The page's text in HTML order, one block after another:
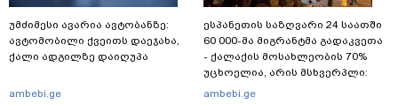
უმძიმესი ავარია ავტობანზე:
ავტომობილი ქვეითს დაეჯახა,
ქალი ადგილზე დაიღუპა
ambebi.ge
ესპანეთის საზღვარი 24 საათში
60 000-მა მიგრანტმა გადაკვეთა
- ქალაქის მოსახლეობის 70%
უცხოელია, არის მსხვერპლი:
ბოლო ცნობები სეუტადან,
ambebi.ge